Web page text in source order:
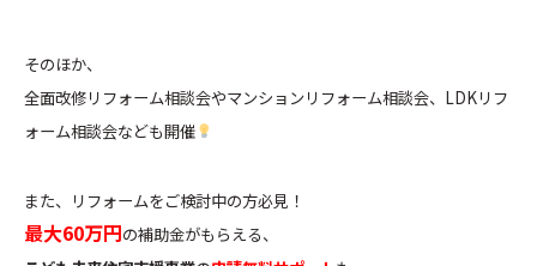
そのほか、
全面改修リフォーム相談会やマンションリフォーム相談会、LDKリフ
ォーム相談会なども開催
また、リフォームをご検討中の方必見！
最大60万円の補助金がもらえる、